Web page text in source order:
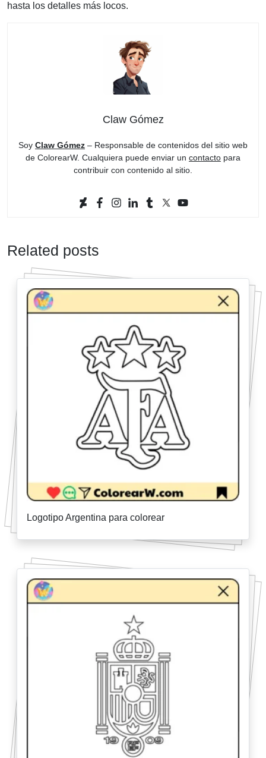
hasta los detalles más locos.
Claw Gómez
Soy Claw Gómez – Responsable de contenidos del sitio web
de ColorearW. Cualquiera puede enviar un contacto para
contribuir con contenido al sitio.
Related posts
Logotipo Argentina para colorear